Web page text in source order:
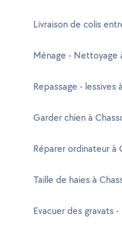
Livraison de colis
Ménage - Nettoyage
Repassage - lessives
Garder chien à
Réparer ordinateur à
Taille de haies à
Evacuer des gravats